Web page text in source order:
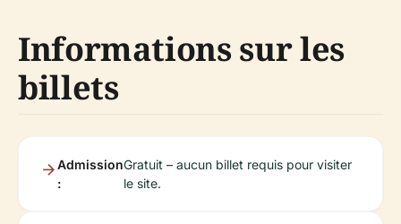
Informations sur les
billets
Admission
:
Gratuit – aucun billet requis pour visiter
le site.